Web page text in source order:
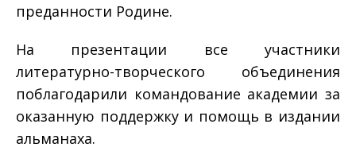
преданности Родине.
На презентации все участники
литературно-творческого объединения
поблагодарили командование академии за
оказанную поддержку и помощь в издании
альманаха.